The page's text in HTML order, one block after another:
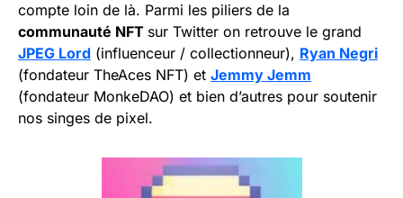
compte loin de là. Parmi les piliers de la
communauté NFT sur Twitter on retrouve le grand
JPEG Lord (influenceur / collectionneur), Ryan Negri
(fondateur TheAces NFT) et Jemmy Jemm
(fondateur MonkeDAO) et bien d’autres pour soutenir
nos singes de pixel.